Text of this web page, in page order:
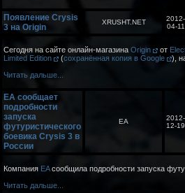
Появление Crysis
3 на Origin
XRUSHT.NET
2012-
04-11
Сегодня на сайте онлайн-магазина Origin от
Limited Edition
(сохранённая копия в Google
),
Читать дальше...
EA сообщает
подробности
запуска
футуристического
боевика Crysis 3 в
России
EA
2012-
12-19
Компания EAсообщила подробности запуска
Читать дальше...